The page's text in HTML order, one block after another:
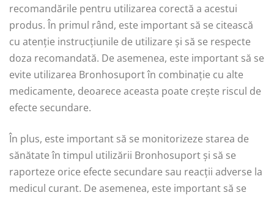
recomandările pentru utilizarea corectă a acestui
produs. În primul rând, este important să se citească
cu atenție instrucțiunile de utilizare și să se respecte
doza recomandată. De asemenea, este important să se
evite utilizarea Bronhosuport în combinație cu alte
medicamente, deoarece aceasta poate crește riscul de
efecte secundare.
În plus, este important să se monitorizeze starea de
sănătate în timpul utilizării Bronhosuport și să se
raporteze orice efecte secundare sau reacții adverse la
medicul curant. De asemenea, este important să se